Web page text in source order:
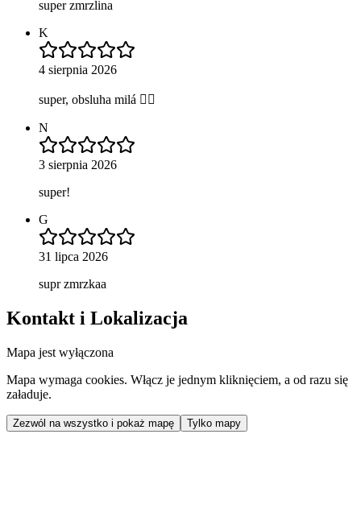
super zmrzlina
K
4 sierpnia 2026
super, obsluha milá 👌🏻
N
3 sierpnia 2026
super!
G
31 lipca 2026
supr zmrzkaa
Kontakt i Lokalizacja
Mapa jest wyłączona
Mapa wymaga cookies. Włącz je jednym kliknięciem, a od razu się
załaduje.
Zezwól na wszystko i pokaż mapę Tylko mapy